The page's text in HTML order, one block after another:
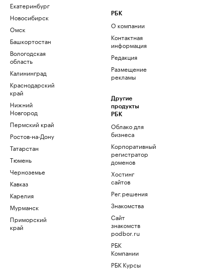
Екатеринбург
Новосибирск
Омск
Башкортостан
Вологодская
область
Калининград
Краснодарский
край
Нижний
Новгород
Пермский край
Ростов-на-Дону
Татарстан
Тюмень
Черноземье
Кавказ
Карелия
Мурманск
Приморский
край
РБК
О компании
Контактная
информация
Редакция
Размещение
рекламы
Другие
продукты
РБК
Облако для
бизнеса
Корпоративный
регистратор
доменов
Хостинг
сайтов
Рег.решения
Знакомства
Сайт
знакомств
podbor.ru
РБК
Компании
РБК Курсы